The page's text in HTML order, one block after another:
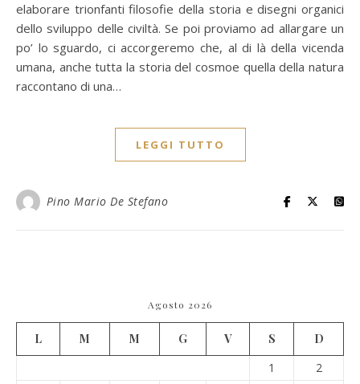
elaborare trionfanti filosofie della storia e disegni organici
dello sviluppo delle civiltà. Se poi proviamo ad allargare un
po’ lo sguardo, ci accorgeremo che, al di là della vicenda
umana, anche tutta la storia del cosmoe quella della natura
raccontano di una…
LEGGI TUTTO
Pino Mario De Stefano
Agosto 2026
L M M G V S
D
1
2